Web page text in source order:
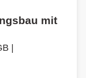
mit